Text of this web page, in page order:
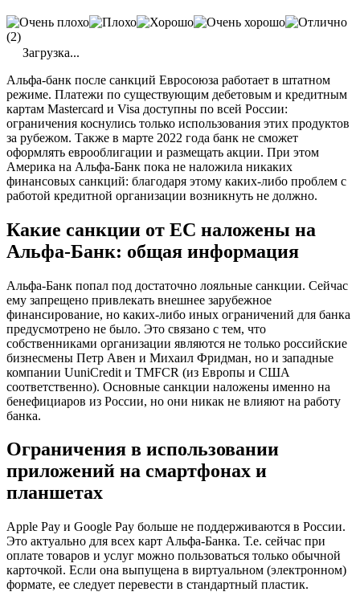
(2)
Загрузка...
Альфа-банк после санкций Евросоюза работает в штатном
режиме. Платежи по существующим дебетовым и кредитным
картам Mastercard и Visa доступны по всей России:
ограничения коснулись только использования этих продуктов
за рубежом. Также в марте 2022 года банк не сможет
оформлять еврооблигации и размещать акции. При этом
Америка на Альфа-Банк пока не наложила никаких
финансовых санкций: благодаря этому каких-либо проблем с
работой кредитной организации возникнуть не должно.
Какие санкции от ЕС наложены на
Альфа-Банк: общая информация
Альфа-Банк попал под достаточно лояльные санкции. Сейчас
ему запрещено привлекать внешнее зарубежное
финансирование, но каких-либо иных ограничений для банка
предусмотрено не было. Это связано с тем, что
собственниками организации являются не только российские
бизнесмены Петр Авен и Михаил Фридман, но и западные
компании UuniCredit и TMFCR (из Европы и США
соответственно). Основные санкции наложены именно на
бенефициаров из России, но они никак не влияют на работу
банка.
Ограничения в использовании
приложений на смартфонах и
планшетах
Apple Pay и Google Pay больше не поддерживаются в России.
Это актуально для всех карт Альфа-Банка. Т.е. сейчас при
оплате товаров и услуг можно пользоваться только обычной
карточкой. Если она выпущена в виртуальном (электронном)
формате, ее следует перевести в стандартный пластик.